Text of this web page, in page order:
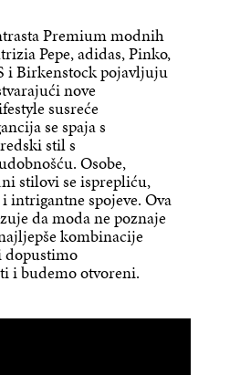
Premium modnih
Pepe, adidas, Pinko,
i Birkenstock pojavljuju
nove
susreće
se spaja s
stil s
Osobe,
stilovi se isprepliću,
intrigantne spojeve. Ova
da moda ne poznaje
kombinacije
dopustimo
i budemo otvoreni.